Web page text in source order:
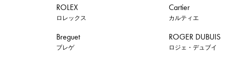
ROLEX
ロレックス
Cartier
カルティエ
Breguet
ブレゲ
ROGER DUBUIS
ロジェ・デュブイ